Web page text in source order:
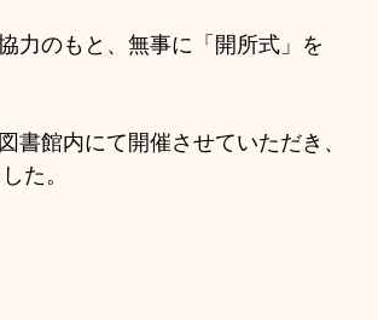
力のもと、無事に「開所式」を
館内にて開催させていただき、
た。